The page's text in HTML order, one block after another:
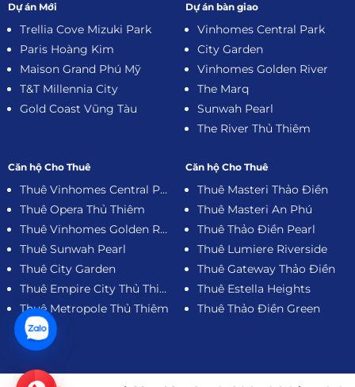
Dự án Mới
Trellia Cove Mizuki Park
Paris Hoàng Kim
Maison Grand Phú Mỹ
T&T Millennia City
Gold Coast Vũng Tàu
Dự án bàn giao
Vinhomes Central Park
City Garden
Vinhomes Golden River
The Marq
Sunwah Pearl
The River Thủ Thiêm
Căn hộ Cho Thuê
Thuê Vinhomes Central Park
Thuê Opera Thủ Thiêm
Thuê Vinhomes Golden River
Thuê Sunwah Pearl
Thuê City Garden
Thuê Empire City Thủ Thiêm
Thuê Metropole Thủ Thiêm
Căn hộ Cho Thuê
Thuê Masteri Thảo Điền
Thuê Masteri An Phú
Thuê Thảo Điền Pearl
Thuê Lumiere Riverside
Thuê Gateway Thảo Điền
Thuê Estella Heights
Thuê Thảo Điền Green